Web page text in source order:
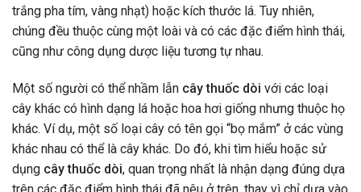
trắng pha tím, vàng nhạt) hoặc kích thước lá. Tuy nhiên,
chúng đều thuộc cùng một loài và có các đặc điểm hình thái,
cũng như công dụng dược liệu tương tự nhau.
Một số người có thể nhầm lẫn cây thuốc dòi với các loại
cây khác có hình dạng lá hoặc hoa hơi giống nhưng thuộc họ
khác. Ví dụ, một số loại cây có tên gọi “bọ mắm” ở các vùng
khác nhau có thể là cây khác. Do đó, khi tìm hiểu hoặc sử
dụng cây thuốc dòi, quan trọng nhất là nhận dạng đúng dựa